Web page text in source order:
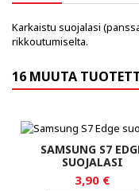
Karkaistu suojalasi
rikkoutumiselta.
16 MUUTA
SAMSUNG S7
SUOJALASI
3,90 €